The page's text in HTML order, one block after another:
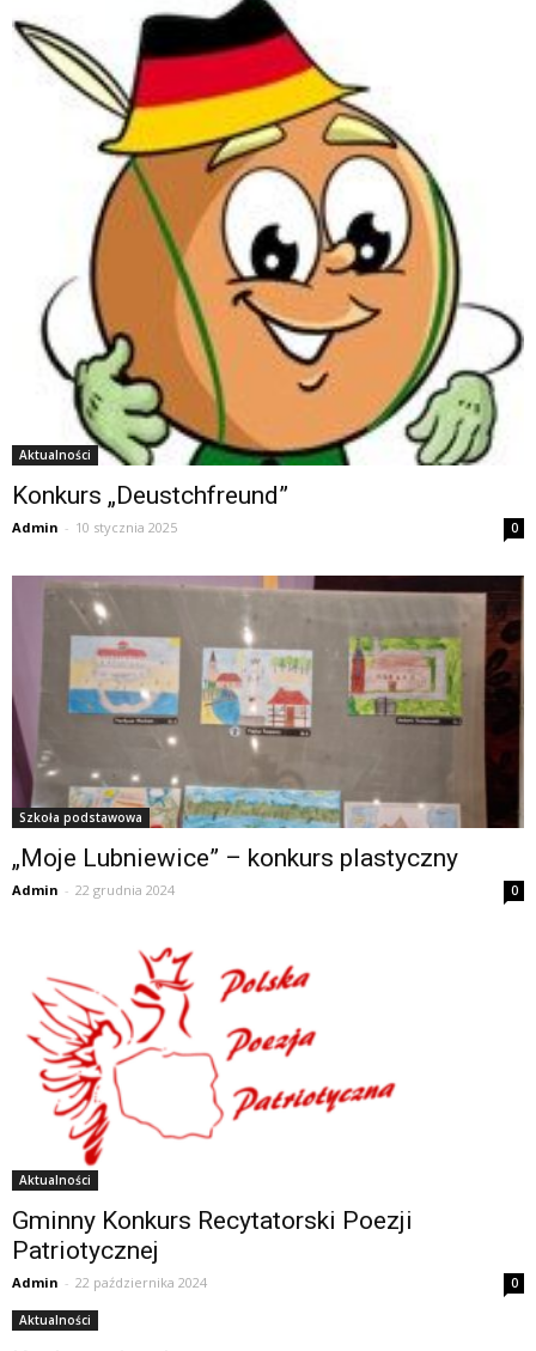
Aktualności
Konkurs „Deustchfreund”
Admin - 10 stycznia 2025 0
Szkoła podstawowa
„Moje Lubniewice” – konkurs plastyczny
Admin - 22 grudnia 2024 0
Aktualności
Gminny Konkurs Recytatorski Poezji
Patriotycznej
Admin - 22 października 2024 0
Aktualności